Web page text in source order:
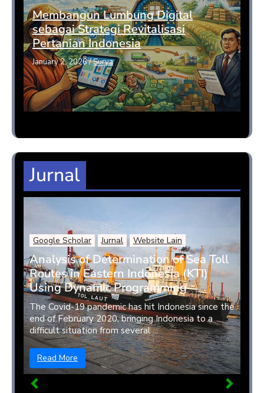
Membangun Lumbung Digital
sebagai Strategi Revitalisasi
Pertanian Indonesia
January 2, 2026/Surya
Jurnal
Google Scholar Jurnal Website Lain
Analysis of Determination of Sea Toll
Routes in Eastern Indonesia (KTI)
Using Dynamic Programming
The Covid-19 pandemic has hit Indonesia since the
end of February 2020, bringing Indonesia to a
difficult situation from several ...
Read More